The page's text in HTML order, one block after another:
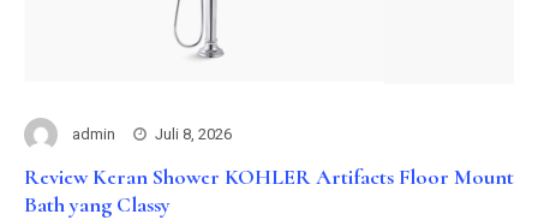
admin Juli 8, 2026
Review Keran Shower KOHLER Artifacts Floor Mount
Bath yang Classy